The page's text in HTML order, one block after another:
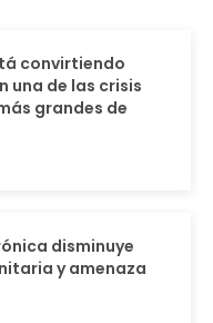
convirtiendo
una de las crisis
grandes de
disminuye
y amenaza